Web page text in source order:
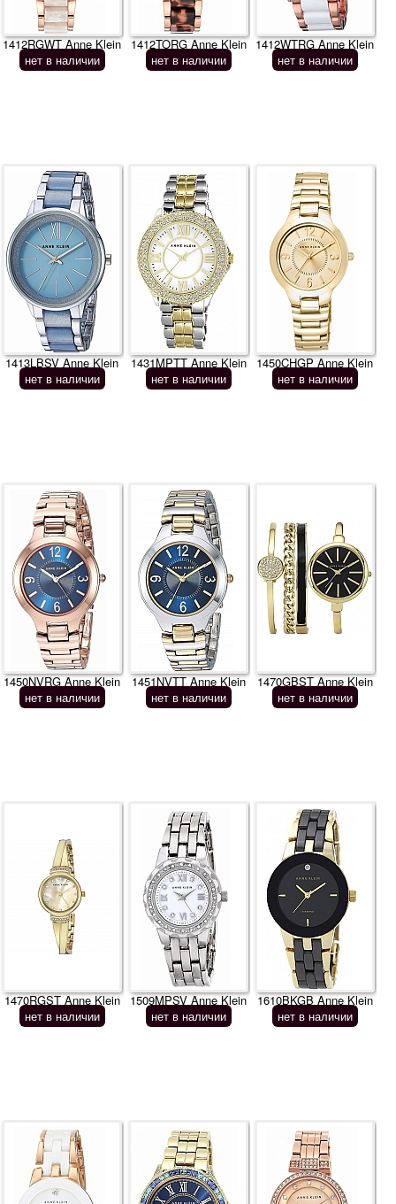
1412RGWT Anne Klein
нет в наличии
1412TORG Anne Klein
нет в наличии
1412WTRG Anne Klein
нет в наличии
1413LBSV Anne Klein
нет в наличии
1431MPTT Anne Klein
нет в наличии
1450CHGP Anne Klein
нет в наличии
1450NVRG Anne Klein
нет в наличии
1451NVTT Anne Klein
нет в наличии
1470GBST Anne Klein
нет в наличии
1470RGST Anne Klein
нет в наличии
1509MPSV Anne Klein
нет в наличии
1610BKGB Anne Klein
нет в наличии